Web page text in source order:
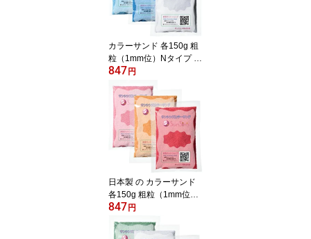
カラーサンド 各150g 粗
粒（1mm位）Nタイプ 水
色・群青・白の3色 セッ
ト 日本製 飾り砂 カラー
砂 日本製 材料 素材 苔 テ
ラリウム ハーバリウム
アクアリウム アクアテラ
リウム コケリウム マリ
ン雑貨 サンド アート イ
ンテリアグリーン 植物
847 円
日本製 の カラーサンド
各150g 粗粒（1mm位）
Nタイプ 桃・橙・唐紅の
3色 セット 飾り砂 カラー
砂 日本製 材料 素材 苔 テ
847 円